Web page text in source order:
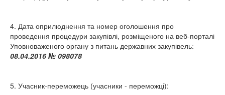
4. Дата оприлюднення та номер оголошення про
проведення процедури закупівлі, розміщеного на веб-порталі
Уповноваженого органу з питань державних закупівель:
08.04.2016 № 098078
5. Учасник-переможець (учасники - переможці):